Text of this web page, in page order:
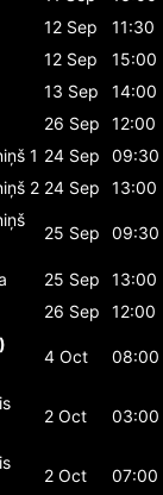
12 Sep
11:30
12 Sep
15:00
13 Sep
14:00
26 Sep
12:00
1 24 Sep
09:30
2 24 Sep
13:00
25 Sep 09:30
25 Sep
13:00
26 Sep
12:00
4 Oct 08:00
2 Oct 03:00
2 Oct 07:00